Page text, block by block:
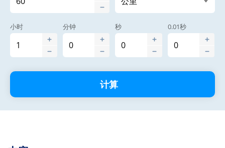
小时 分钟 秒 0.01秒
计算